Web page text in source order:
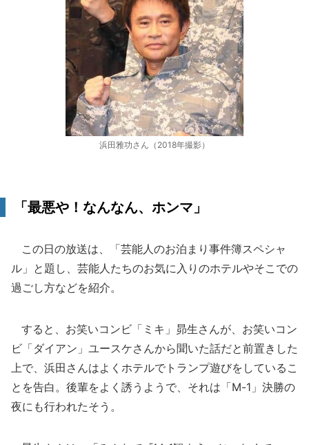
浜田雅功さん（2018年撮影）
「最悪や！なんなん、ホンマ」
この日の放送は、「芸能人のお泊まり事件簿スペシャ
ル」と題し、芸能人たちのお気に入りのホテルやそこでの
過ごし方などを紹介。
すると、お笑いコンビ「ミキ」昴生さんが、お笑いコン
ビ「ダイアン」ユースケさんから聞いた話だと前置きした
上で、浜田さんはよくホテルでトランプ遊びをしているこ
とを告白。後輩をよく誘うようで、それは「M-1」決勝の
夜にも行われたそう。